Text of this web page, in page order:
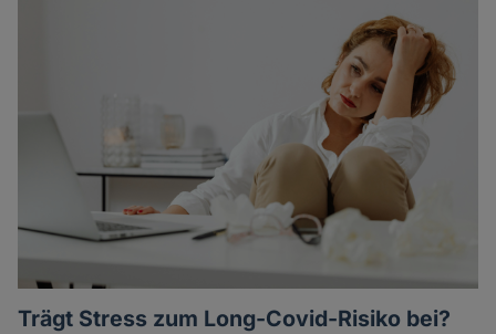
Trägt Stress zum Long-Covid-Risiko bei?